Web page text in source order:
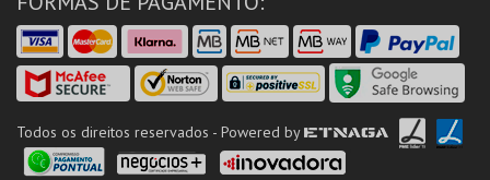
Todos os direitos reservados - Powered by ETNAGA